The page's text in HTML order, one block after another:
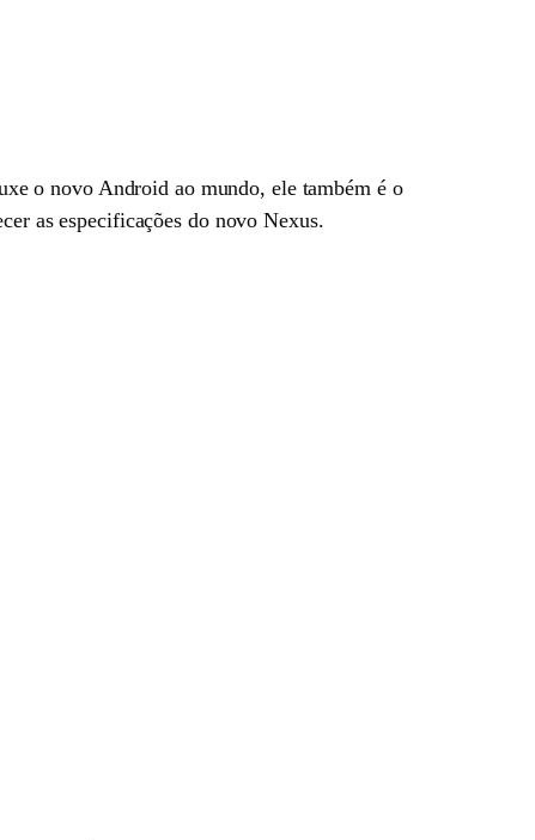
o novo Android ao mundo, ele também é o
as especificações do novo Nexus.